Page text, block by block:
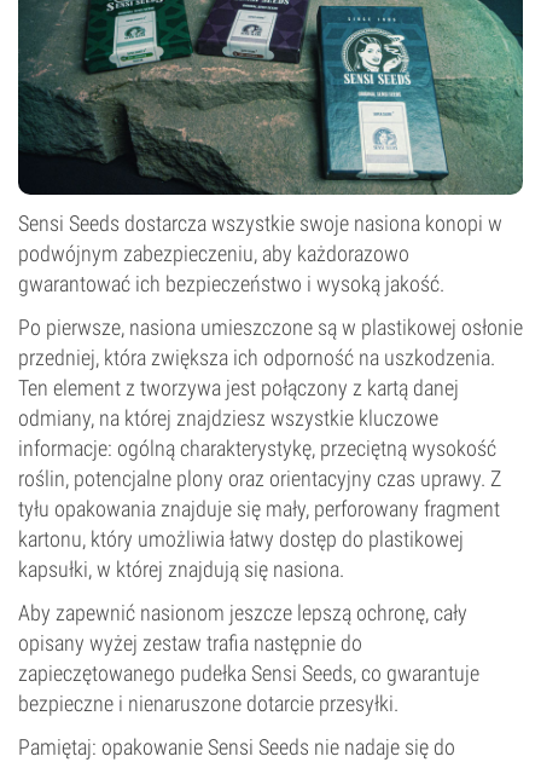
Sensi Seeds dostarcza wszystkie swoje nasiona konopi w
podwójnym zabezpieczeniu, aby każdorazowo
gwarantować ich bezpieczeństwo i wysoką jakość.
Po pierwsze, nasiona umieszczone są w plastikowej osłonie
przedniej, która zwiększa ich odporność na uszkodzenia.
Ten element z tworzywa jest połączony z kartą danej
odmiany, na której znajdziesz wszystkie kluczowe
informacje: ogólną charakterystykę, przeciętną wysokość
roślin, potencjalne plony oraz orientacyjny czas uprawy. Z
tyłu opakowania znajduje się mały, perforowany fragment
kartonu, który umożliwia łatwy dostęp do plastikowej
kapsułki, w której znajdują się nasiona.
Aby zapewnić nasionom jeszcze lepszą ochronę, cały
opisany wyżej zestaw trafia następnie do
zapieczętowanego pudełka Sensi Seeds, co gwarantuje
bezpieczne i nienaruszone dotarcie przesyłki.
Pamiętaj: opakowanie Sensi Seeds nie nadaje się do